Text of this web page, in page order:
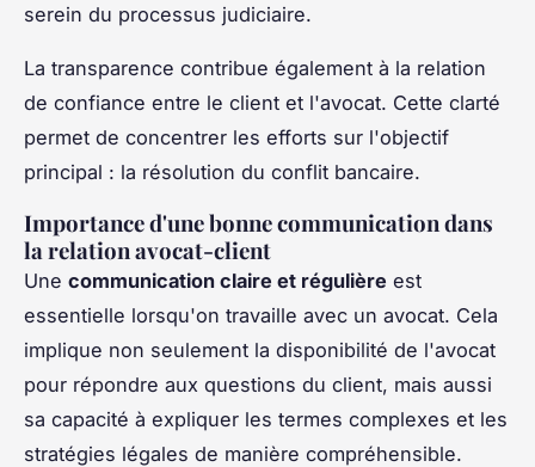
serein du processus judiciaire.
La transparence contribue également à la relation
de confiance entre le client et l'avocat. Cette clarté
permet de concentrer les efforts sur l'objectif
principal : la résolution du conflit bancaire.
Importance d'une bonne communication dans
la relation avocat-client
Une communication claire et régulière est
essentielle lorsqu'on travaille avec un avocat. Cela
implique non seulement la disponibilité de l'avocat
pour répondre aux questions du client, mais aussi
sa capacité à expliquer les termes complexes et les
stratégies légales de manière compréhensible.